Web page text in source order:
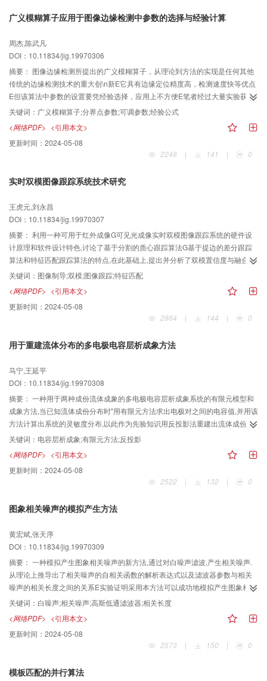
广义模糊算子应用于图像边缘检测中参数的选择与经验计算
周杰,陈武凡
DOI：10.11834/jig.19970306
摘要： 图像边缘检测所提出的广义模糊算子，从理论到方法的实现是任何其他
传统的边缘检测技术的重大创\n新E它具有边缘定位精度高，检测速度快等优点
E但该算法中参数的设置要凭经验选择，应用上不方便E笔者经过大量实验获取
了有关参数计算的经验公式"使该方法中参数的自动设置成为可能。
关键词： 广义模糊算子;分界点参数;可调参数;经验公式
<网络PDF> <引用本文>
更新时间： 2024-05-08
2248
| 141 | 0
实时双模图像跟踪系统技术研究
王虎元,刘永昌
DOI：10.11834/jig.19970307
摘要： 利用一种可用于红外成像G可见光成像实时双模图像跟踪系统的硬件设
计原理和软件设计特色,讨论了基于分割的质心跟踪算法G基于提边的差分跟踪
算法和特征匹配跟踪算法的特点,在此基础上,提出并分析了双模置信度与融合跟
踪算法"最后简述了伺服系统控制策略及实验结果.
关键词： 图像制导;双模;图像跟踪;特征匹配
<网络PDF> <引用本文>
更新时间： 2024-05-08
2864
| 144 | 0
用于重建流体分布的多电极电容层析成象方法
马宁,王延平
DOI：10.11834/jig.19970308
摘要： 一种用于两种成份流体成象的多电极电容层析成象系统的有限元模型和
成象方法,当已知流体成份分布时"用有限元方法求出电极对之间的电容值,并用该
方法计算出系统的灵敏度分布,以此作为先验知识用反投影法重建出流体成份的
分布图象.
关键词： 电容层析成象;有限元方法;反投影
<网络PDF> <引用本文>
更新时间： 2024-05-08
2522
| 132 | 0
图象相关噪声的模拟产生方法
黄宏斌,张天序
DOI：10.11834/jig.19970309
摘要： 一种模拟产生图象相关噪声的新方法,通过对白噪声滤波,产生相关噪声.
从理论上推导出了相关噪声的自相关函数的解析表达式以及滤波器参数与相关
噪声的相关长度之间的关系E实验证明采用本方法可以成功地模拟产生图象相关
噪声.
关键词： 白噪声;相关噪声;高斯低通滤波器;相关长度
<网络PDF> <引用本文>
更新时间： 2024-05-08
2573
| 150 | 0
模板匹配的并行算法